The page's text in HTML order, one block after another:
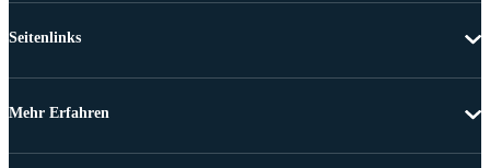
Seitenlinks
Mehr Erfahren